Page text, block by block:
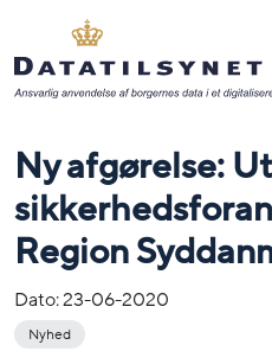
Ny afgørelse:
Region
Dato:23-06-2020
Nyhed